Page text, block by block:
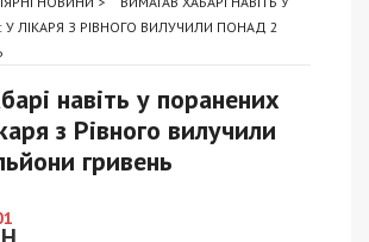
У ЛІКАРЯ З РІВНОГО ВИЛУЧИЛИ ПОНАД 2
навіть у поранених
з Рівного вилучили
гривень